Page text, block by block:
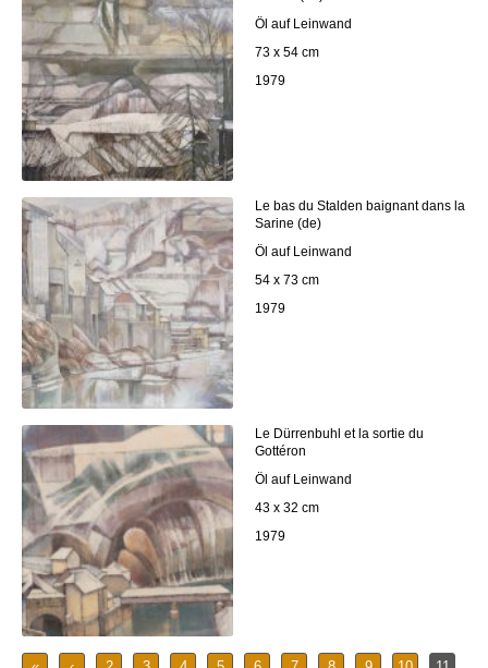
Öl auf Leinwand
73 x 54 cm
1979
Le bas du Stalden baignant dans la
Sarine (de)
Öl auf Leinwand
54 x 73 cm
1979
Le Dürrenbuhl et la sortie du
Gottéron
Öl auf Leinwand
43 x 32 cm
1979